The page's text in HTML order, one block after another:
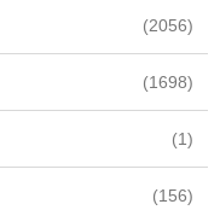
(2056)
(1698)
(1)
(156)